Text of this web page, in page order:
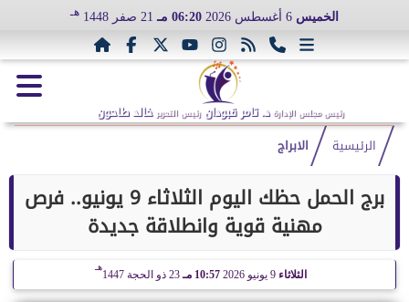
الخميس 06:20 مـ 21 صفر 1448 هـ
رئيس مجلس الإدارة د. تامر قبودان رئيس التحرير خالد طاحون
الرئيسية الابراج
برج الحمل حظك اليوم الثلاثاء 9 يونيو.. فرص
مهنية قوية وانطلاقة جديدة
الثلاثاء 10:57 مـ 23 ذو الحجة 1447
هـ